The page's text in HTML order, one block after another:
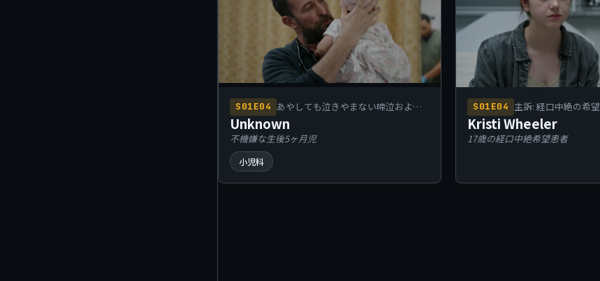
S01E04 あやしても泣きやまない啼泣および
不機嫌。
Unknown
不機嫌な生後5ヶ月児
小児科
S01E04 主訴: 経口中絶の希望
Kristi Wheeler
17歳の経口中絶希望患者